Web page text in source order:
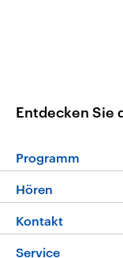
Entdecken Sie
Programm
Programm
Die
Hören
Livestream
Kontakt
Hörerservice
Service